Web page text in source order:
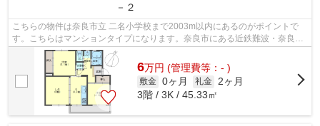
－２
こちらの物件は奈良市立 二名小学校まで2003m以内にあるのがポイントで
す。こちらはマンションタイプになります。奈良市にある近鉄難波・奈良線
学園前周辺の物件をお求めの方は当社に...
6万円 (管理費等：- )
敷金 0ヶ月 礼金 2ヶ月
3階 / 3K / 45.33㎡